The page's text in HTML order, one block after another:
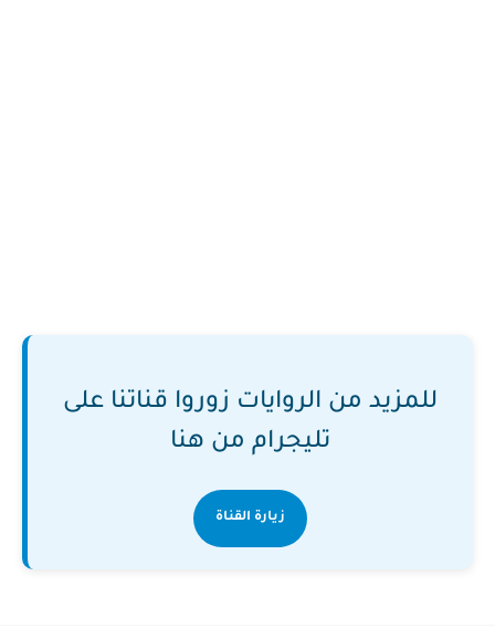
للمزيد من الروايات زوروا قناتنا على
تليجرام من هنا
زيارة القناة